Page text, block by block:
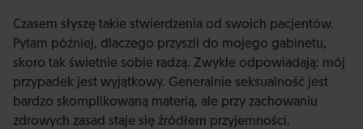
Czasem słyszę takie stwierdzenia od swoich pacjentów.
Pytam później, dlaczego przyszli do mojego gabinetu,
skoro tak świetnie sobie radzą. Zwykle odpowiadają: mój
przypadek jest wyjątkowy. Generalnie seksualność jest
bardzo skomplikowaną materią, ale przy zachowaniu
zdrowych zasad staje się źródłem przyjemności,